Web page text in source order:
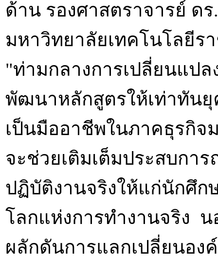
ด้าน รองศาสตราจารย์ ด
มหาวิทยาลัยเทคโนโลยีร
"ท่ามกลางการเปลี่ยนแป
พัฒนาหลักสูตรให้เท่าทัน
เป็นมืออาชีพในภาคธุรกิจ
จะช่วยเติมเต็มประสบกา
ปฏิบัติงานจริงให้แก่นักศึก
โลกแห่งการทำงานจริง
ผลักดันการแลกเปลี่ยนอง